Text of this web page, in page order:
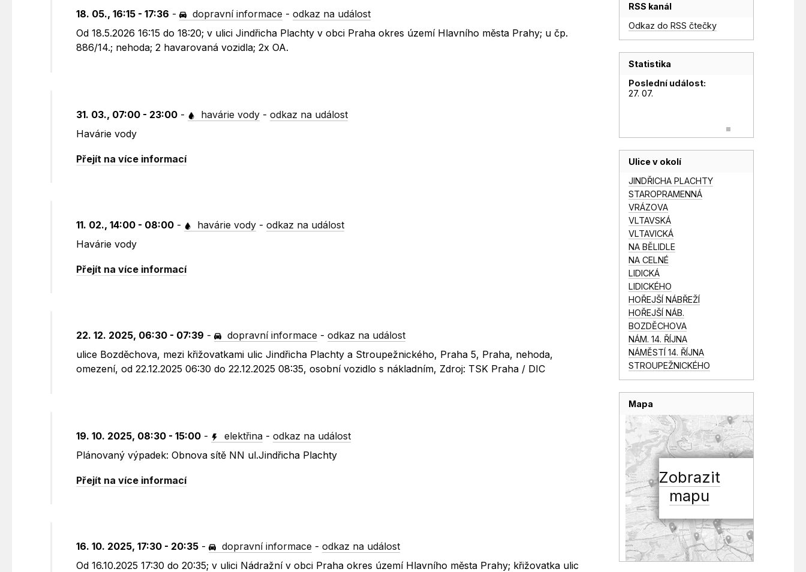
18. 05., 16:15 - 17:36 - dopravní informace -odkaz na událost
Od 18.5.2026 16:15 do 18:20; v ulici Jindřicha Plachty v obci Praha okres území Hlavního města Prahy; u čp.
886/14.; nehoda; 2 havarovaná vozidla; 2x OA.
31. 03., 07:00 - 23:00 - havárie vody -odkaz na událost
Havárie vody
Přejít na více informací
11. 02., 14:00 - 08:00 - havárie vody -odkaz na událost
Havárie vody
Přejít na více informací
22. 12. 2025, 06:30 - 07:39 - dopravní informace -odkaz na událost
ulice Bozděchova, mezi křižovatkami ulic Jindřicha Plachty a Stroupežnického, Praha 5, Praha, nehoda,
omezení, od 22.12.2025 06:30 do 22.12.2025 08:35, osobní vozidlo s nákladním, Zdroj: TSK Praha / DIC
19. 10. 2025, 08:30 - 15:00 - elektřina -odkaz na událost
Plánovaný výpadek: Obnova sítě NN ul.Jindřicha Plachty
Přejít na více informací
16. 10. 2025, 17:30 - 20:35 - dopravní informace -odkaz na událost
Od 16.10.2025 17:30 do 20:35; v ulici Nádražní v obci Praha okres území Hlavního města Prahy; křižovatka ulic
RSS kanál
Odkaz do RSS čtečky
Statistika
Poslední událost:
27. 07.
Ulice v okolí
JINDŘICHA PLACHTY
STAROPRAMENNÁ
VRÁZOVA
VLTAVSKÁ
VLTAVICKÁ
NA BĚLIDLE
NA CELNÉ
LIDICKÁ
LIDICKÉHO
HOŘEJŠÍ NÁBŘEŽÍ
HOŘEJŠÍ NÁB.
BOZDĚCHOVA
NÁM. 14. ŘÍJNA
NÁMĚSTÍ 14. ŘÍJNA
STROUPEŽNICKÉHO
Mapa
Zobrazit
mapu